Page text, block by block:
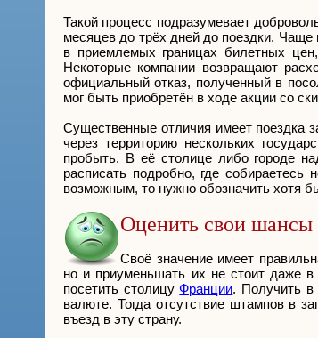
Такой процесс подразумевает
месяцев до трёх дней до поездки. Чаще
в приемлемых границах билетных
Некоторые компании возвращают
официальный отказ, полученный в
мог быть приобретён в ходе акции со
Существенные отличия имеет поездка
через территорию нескольких
пробыть. В её столице либо городе
расписать подробно, где собираетесь
возможным, то нужно обозначить хотя
Оценить свои
Своё значение имеет
но и приуменьшать их не стоит даже
посетить столицуФранции. Получить в
валюте. Тогда отсутствие штампов в
въезд в эту страну.